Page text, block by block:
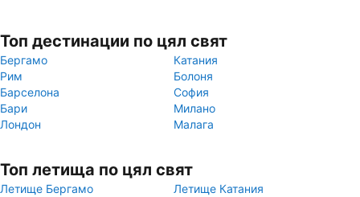
Топ дестинации по цял свят
Бергамо
Катания
Рим
Болоня
Барселона
София
Бари
Милано
Лондон
Малага
Топ летища по цял свят
Летище Бергамо
Летище Катания